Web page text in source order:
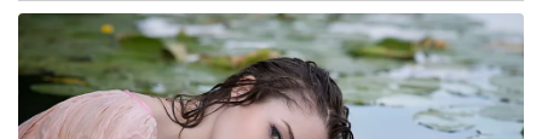
പ്രീമിയം ഗ്ലാസ് ബാക്ക് ഡിസൈനില്‍ പീച്ച്, മിന്റ്,
വൈറ്റ്, ബ്ലാക്ക് നിറങ്ങളിലാണ് ഗ്യാലക്സി എ26 5ജി
ലഭ്യമാവുക. 6.7 ഇഞ്ച് സൂപ്പര്‍ അമോള്‍ഡ് ഡിസ്പ്ലേയും